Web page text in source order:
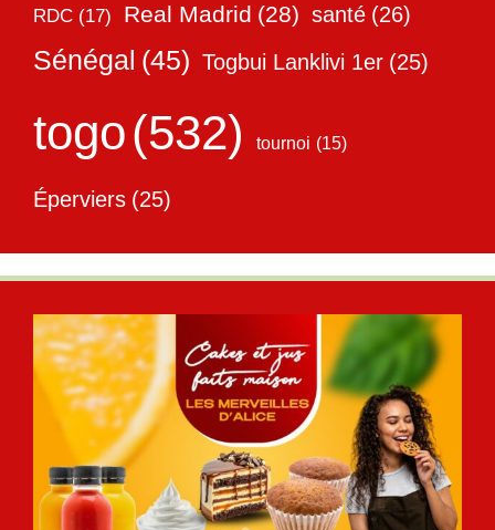
RDC (17) Real Madrid (28) santé (26)
Sénégal (45) Togbui Lanklivi 1er (25)
togo(532) tournoi (15)
Éperviers (25)